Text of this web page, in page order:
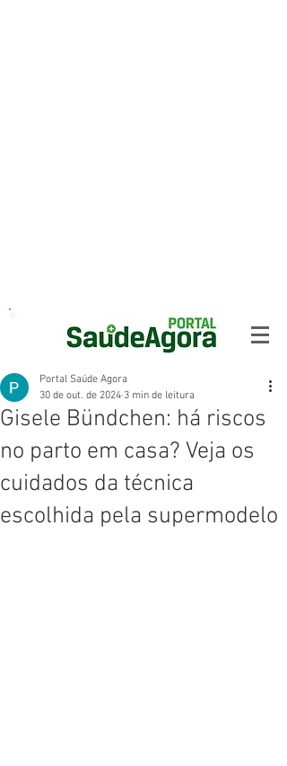
Gisele Bündchen: há riscos
no parto em casa? Veja os
cuidados da técnica
escolhida pela supermodelo
Portal Saúde Agora
30 de out. de 2024 3 min de leitura